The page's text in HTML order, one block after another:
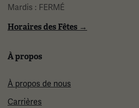
Mardis : FERMÉ
Horaires des Fêtes →
À propos
À propos de nous
Carrières